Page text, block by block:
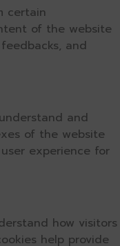
certain
of the website
and
and
of the website
experience for
how visitors
help provide